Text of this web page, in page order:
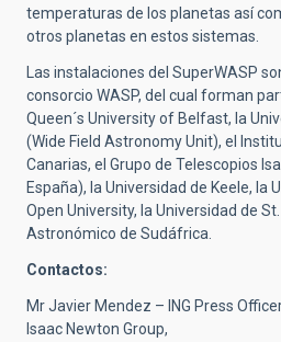
temperaturas de los planetas así
otros planetas en estos sistemas.
Las instalaciones del SuperWASP
consorcio WASP, del cual forman
Queen´s University of Belfast, la
(Wide Field Astronomy Unit), el
Canarias, el Grupo de Telescopios
España), la Universidad de Keele, la
Open University, la Universidad de
Astronómico de Sudáfrica.
Contactos:
Mr Javier Mendez – ING Press
Isaac Newton Group,